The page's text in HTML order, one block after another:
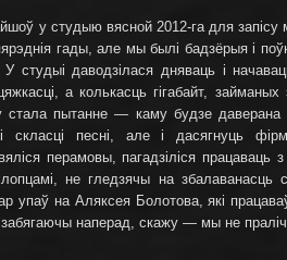
у студыю вясной 2012-га для
гады, але мы былі бадзёрыя і
У студыі даводзілася дняваць і
а колькасць гігабайт,
стала пытанне — каму будзе даверана
песні, але і дасягнуць
перамовы, пагадзіліся
не гледзячы на збалаванасць
упаў на Аляксея Болотова, які
забягаючы наперад, скажу — мы не